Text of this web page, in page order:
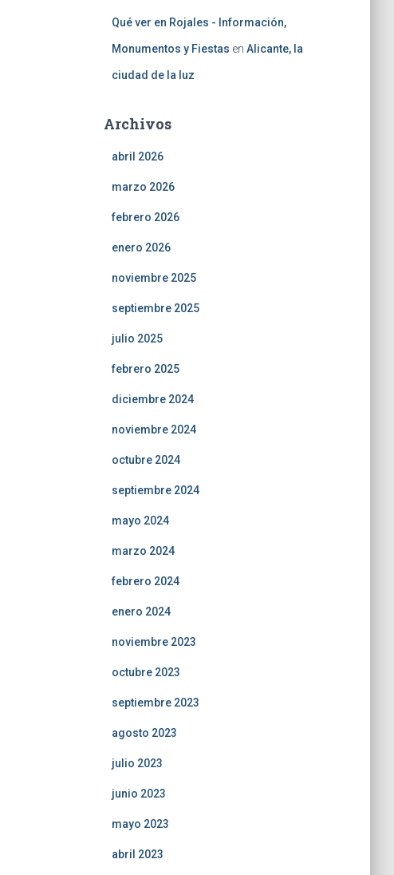
Qué ver en Rojales - Información,
Monumentos y Fiestas en Alicante, la
ciudad de la luz
Archivos
abril 2026
marzo 2026
febrero 2026
enero 2026
noviembre 2025
septiembre 2025
julio 2025
febrero 2025
diciembre 2024
noviembre 2024
octubre 2024
septiembre 2024
mayo 2024
marzo 2024
febrero 2024
enero 2024
noviembre 2023
octubre 2023
septiembre 2023
agosto 2023
julio 2023
junio 2023
mayo 2023
abril 2023